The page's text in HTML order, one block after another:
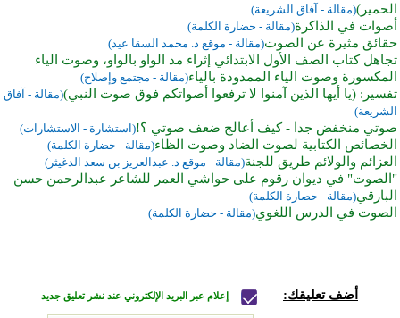
الحمير)(مقالة - آفاق الشريعة)
أصوات في الذاكرة(مقالة - حضارة الكلمة)
حقائق مثيرة عن الصوت(مقالة - موقع د. محمد السقا عيد)
تجاهل كتاب الصف الأول الابتدائي إثراء مد الواو بالواو، وصوت الياء
المكسورة وصوت الياء الممدودة بالياء(مقالة - مجتمع وإصلاح)
تفسير: (يا أيها الذين آمنوا لا ترفعوا أصواتكم فوق صوت النبي)(مقالة - آفاق
الشريعة)
صوتي منخفض جدا - كيف أعالج ضعف صوتي ؟!(استشارة - الاستشارات)
الخصائص الكتابية لصوت الضاد وصوت الظاء(مقالة - حضارة الكلمة)
العزائم والولائم طريق للجنة(مقالة - موقع د. عبدالعزيز بن سعد الدغيثر)
"الصوت" في ديوان رقوم على حواشي العمر للشاعر عبدالرحمن حسن
البارقي(مقالة - حضارة الكلمة)
الصوت في الدرس اللغوي(مقالة - حضارة الكلمة)
أضف تعليقك: إعلام عبر البريد الإلكتروني عند نشر تعليق جديد